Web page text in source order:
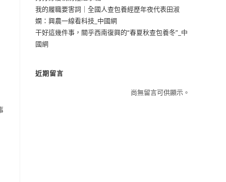
我的履職要害詞｜全國人查包養經歷年夜代表田淑
嫻：興農一線看科技_中國網
干好這幾件事，關乎西南復興的“春夏秋查包養冬”_中
國網
近期留言
尚無留言可供顯示。